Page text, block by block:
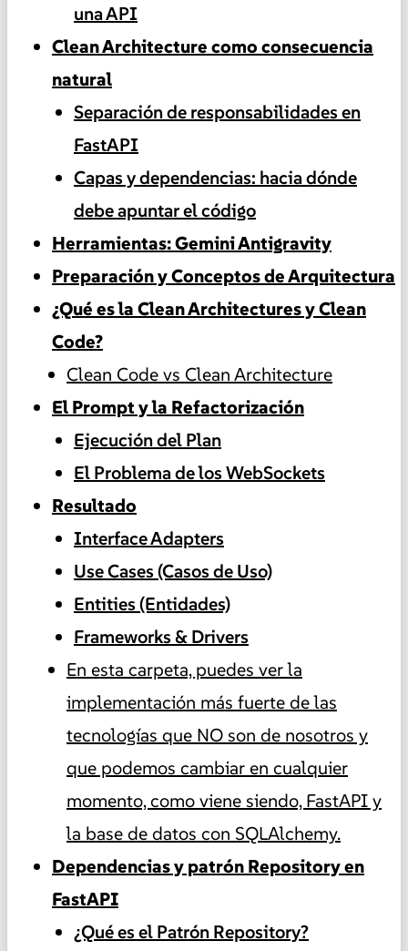
una API
Clean Architecture como consecuencia
natural
Separación de responsabilidades en
FastAPI
Capas y dependencias: hacia dónde
debe apuntar el código
Herramientas: Gemini Antigravity
Preparación y Conceptos de Arquitectura
¿Qué es la Clean Architectures y Clean
Code?
Clean Code vs Clean Architecture
El Prompt y la Refactorización
Ejecución del Plan
El Problema de los WebSockets
Resultado
Interface Adapters
Use Cases (Casos de Uso)
Entities (Entidades)
Frameworks & Drivers
En esta carpeta, puedes ver la
implementación más fuerte de las
tecnologías que NO son de nosotros y
que podemos cambiar en cualquier
momento, como viene siendo, FastAPI y
la base de datos con SQLAlchemy.
Dependencias y patrón Repository en
FastAPI
¿Qué es el Patrón Repository?